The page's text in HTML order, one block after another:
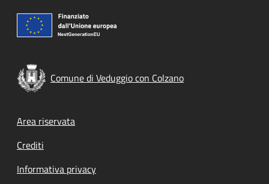
Comune di Veduggio con Colzano
Footer menu
Area riservata
Crediti
Informativa privacy